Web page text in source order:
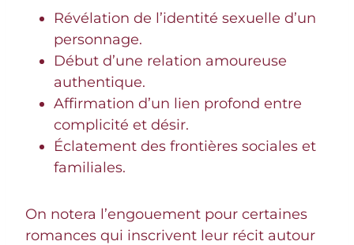
Révélation de l’identité sexuelle d’un
personnage.
Début d’une relation amoureuse
authentique.
Affirmation d’un lien profond entre
complicité et désir.
Éclatement des frontières sociales et
familiales.
On notera l’engouement pour certaines
romances qui inscrivent leur récit autour